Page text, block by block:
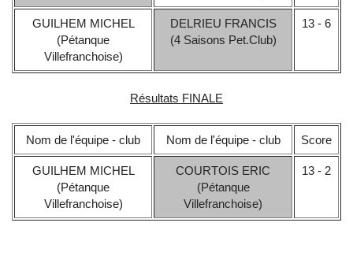
GUILHEM MICHEL
(Pétanque
Villefranchoise)
DELRIEU FRANCIS
(4 Saisons Pet.Club)
13 - 6
Résultats FINALE
Nom de l'équipe - club Nom de l'équipe - club Score
GUILHEM MICHEL
(Pétanque
Villefranchoise)
COURTOIS ERIC
(Pétanque
Villefranchoise)
13 - 2